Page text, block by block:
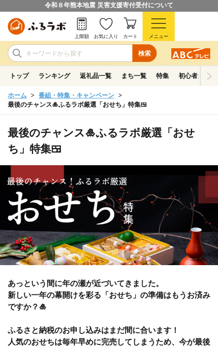
令和８年熊本地震 災害支援寄付受付について
検索
上限額 お気に入り カート メニュー
トップ ランキング 返礼品一覧 まち一覧 特集 初心者ガイド
ホーム
番組・特集・キャンペーン
最後のチャンス🎍ふるラボ厳選「おせち」特集🍱
最後のチャンス🎍ふるラボ厳選「おせ
ち」特集🍱
あっという間に年の瀬が近づいてきました。
新しい一年の幕開けを彩る「おせち」の準備はもうお済み
ですか？🎍
ふるさと納税のお申し込みはまだ間に合います！
人気のおせちは毎年早めに完売してしまうため、今が最後